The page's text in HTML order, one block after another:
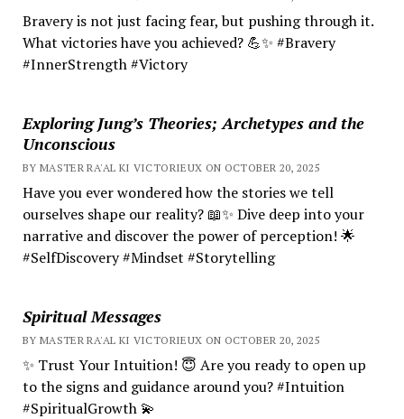
Bravery is not just facing fear, but pushing through it.
What victories have you achieved? 💪✨ #Bravery
#InnerStrength #Victory
Exploring Jung’s Theories; Archetypes and the
Unconscious
BY MASTER RA'AL KI VICTORIEUX ON OCTOBER 20, 2025
Have you ever wondered how the stories we tell
ourselves shape our reality? 📖✨ Dive deep into your
narrative and discover the power of perception! 🌟
#SelfDiscovery #Mindset #Storytelling
Spiritual Messages
BY MASTER RA'AL KI VICTORIEUX ON OCTOBER 20, 2025
✨ Trust Your Intuition! 😇 Are you ready to open up
to the signs and guidance around you? #Intuition
#SpiritualGrowth 💫